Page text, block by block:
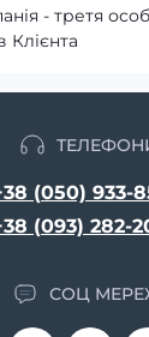
- третя
Клієнта
(050) 933-
(093) 282-
СОЦ